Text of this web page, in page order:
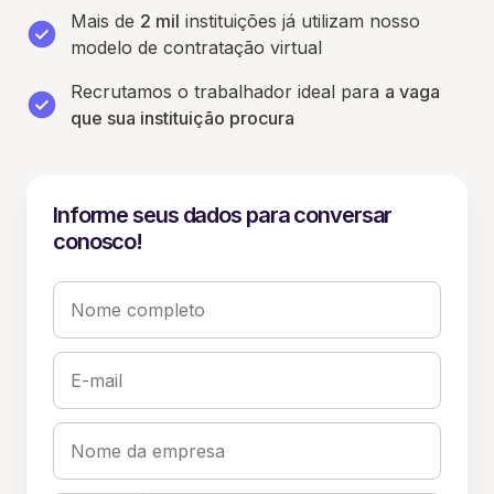
Mais de 2 mil instituições já utilizam nosso
modelo de contratação virtual
Recrutamos o trabalhador ideal para a vaga
que sua instituição procura
Informe seus dados para conversar
conosco!
Nome completo
E-mail
Nome da empresa